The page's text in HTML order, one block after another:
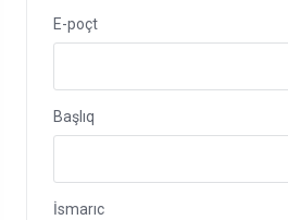
E-poçt
Başlıq
İsmarıc